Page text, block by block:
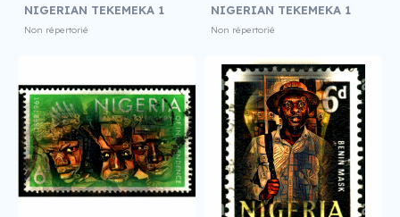
NIGERIAN TEKEMEKA 1
Non répertorié
NIGERIAN TEKEMEKA 1
Non répertorié